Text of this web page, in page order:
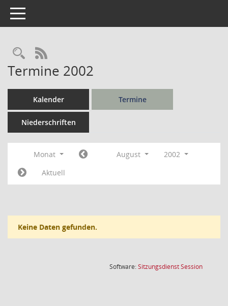
Toggle navigation
Rechercheauswahl
RSS-Feed
Termine 2002
Kalender Termine
Niederschriften
Monat August
2002
Aktuell
Keine Daten gefunden.
Software:SitzungsdienstSession(Wird in